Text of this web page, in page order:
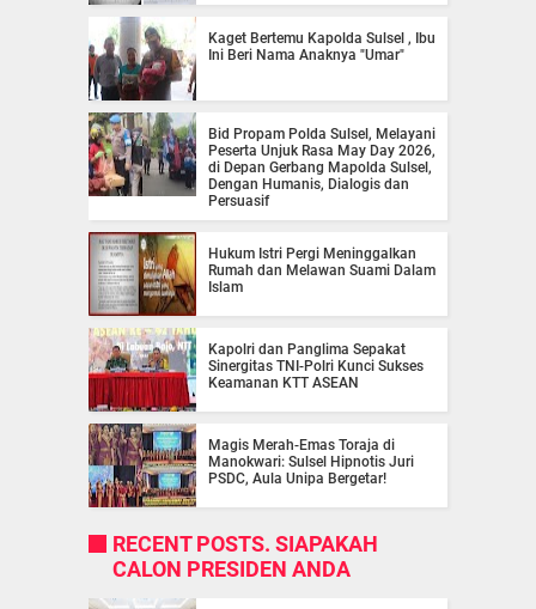
Kaget Bertemu Kapolda Sulsel , Ibu
Ini Beri Nama Anaknya "Umar"
Bid Propam Polda Sulsel, Melayani
Peserta Unjuk Rasa May Day 2026,
di Depan Gerbang Mapolda Sulsel,
Dengan Humanis, Dialogis dan
Persuasif
Hukum Istri Pergi Meninggalkan
Rumah dan Melawan Suami Dalam
Islam
Kapolri dan Panglima Sepakat
Sinergitas TNI-Polri Kunci Sukses
Keamanan KTT ASEAN
Magis Merah-Emas Toraja di
Manokwari: Sulsel Hipnotis Juri
PSDC, Aula Unipa Bergetar!
RECENT POSTS. SIAPAKAH
CALON PRESIDEN ANDA